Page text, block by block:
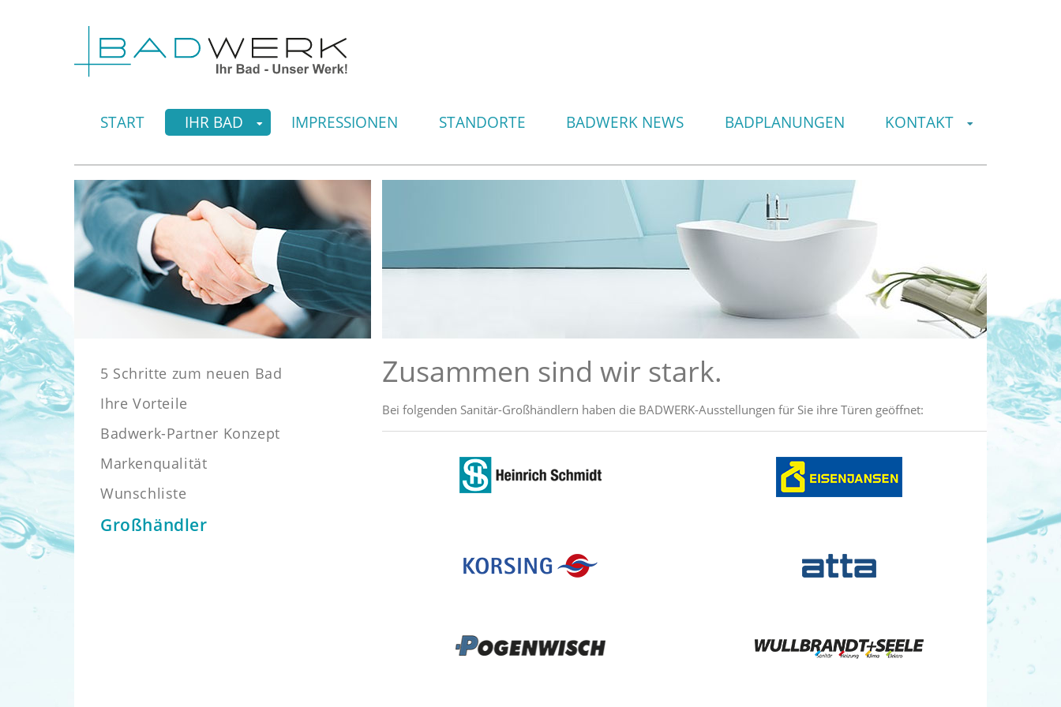
START IHR BAD IMPRESSIONEN STANDORTE BADWERK NEWS BADPLANUNGEN KONTAKT
5 Schritte zum neuen Bad
Ihre Vorteile
Badwerk-Partner Konzept
Markenqualität
Wunschliste
Großhändler
Zusammen sind wir stark.
Bei folgenden Sanitär-Großhändlern haben die BADWERK-Ausstellungen für Sie ihre Türen geöffnet: